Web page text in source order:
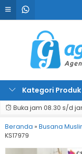
Kategori Produk
Buka jam 08.30 s/d
Beranda » Busana
KS17979